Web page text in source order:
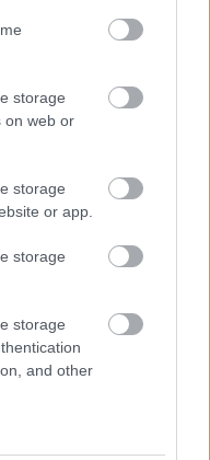
storage
on web or
storage
or app.
storage
storage
and other
újságíró, a TN argentin
műsorvezetője, amikor
péntek este élő
be, a Clarin cikke szerint
csak utólag –
vette észre. Egy
helyi rendőrőrsre
is ment, ahol egy
küldték, ahol a
ígérték neki, mindent…